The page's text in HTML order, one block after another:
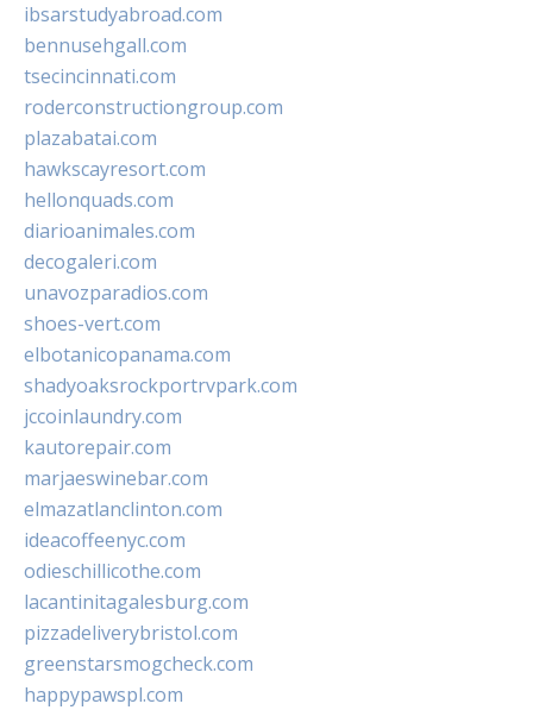
ibsarstudyabroad.com
bennusehgall.com
tsecincinnati.com
roderconstructiongroup.com
plazabatai.com
hawkscayresort.com
hellonquads.com
diarioanimales.com
decogaleri.com
unavozparadios.com
shoes-vert.com
elbotanicopanama.com
shadyoaksrockportrvpark.com
jccoinlaundry.com
kautorepair.com
marjaeswinebar.com
elmazatlanclinton.com
ideacoffeenyc.com
odieschillicothe.com
lacantinitagalesburg.com
pizzadeliverybristol.com
greenstarsmogcheck.com
happypawspl.com